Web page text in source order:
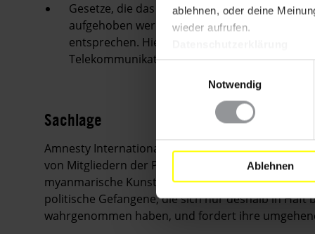
ablehnen, oder deine
wieder aufrufen.
Notwendig
Ablehnen
Gesetze, die das Recht auf Meinungsfreiheit
aufgehoben werden, so dass sie den
entsprechen. Hierzu zählen auch Paragraf
Telekommunikationsgesetzes von 2013.
Sachlage
Amnesty International ist besorgt über die
von Mitgliedern der Peacock Generation, einer
myanmarische KunstformThangyataufführt.
politische Gefangene, die sich nur deshalb in
wahrgenommen haben, und fordert ihre